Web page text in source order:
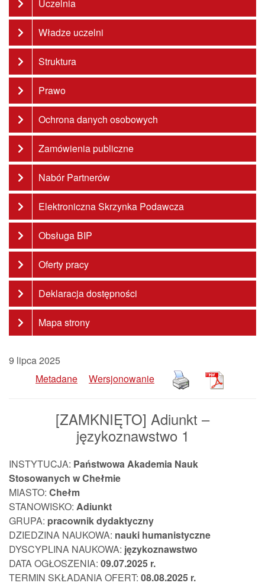
Uczelnia
Władze uczelni
Struktura
Prawo
Ochrona danych osobowych
Zamówienia publiczne
Nabór Partnerów
Elektroniczna Skrzynka Podawcza
Obsługa BIP
Oferty pracy
Deklaracja dostępności
Mapa strony
9 lipca 2025
Metadane
Wersjonowanie
[ZAMKNIĘTO] Adiunkt –
językoznawstwo 1
INSTYTUCJA: Państwowa Akademia Nauk
Stosowanych w Chełmie
MIASTO: Chełm
STANOWISKO: Adiunkt
GRUPA: pracownikdydaktyczny
DZIEDZINA NAUKOWA: nauki humanistyczne
DYSCYPLINA NAUKOWA: językoznawstwo
DATA OGŁOSZENIA: 09.07.2025 r.
TERMIN SKŁADANIA OFERT: 08.08.2025 r.